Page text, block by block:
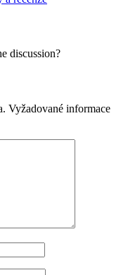
discussion?
Vyžadované informace